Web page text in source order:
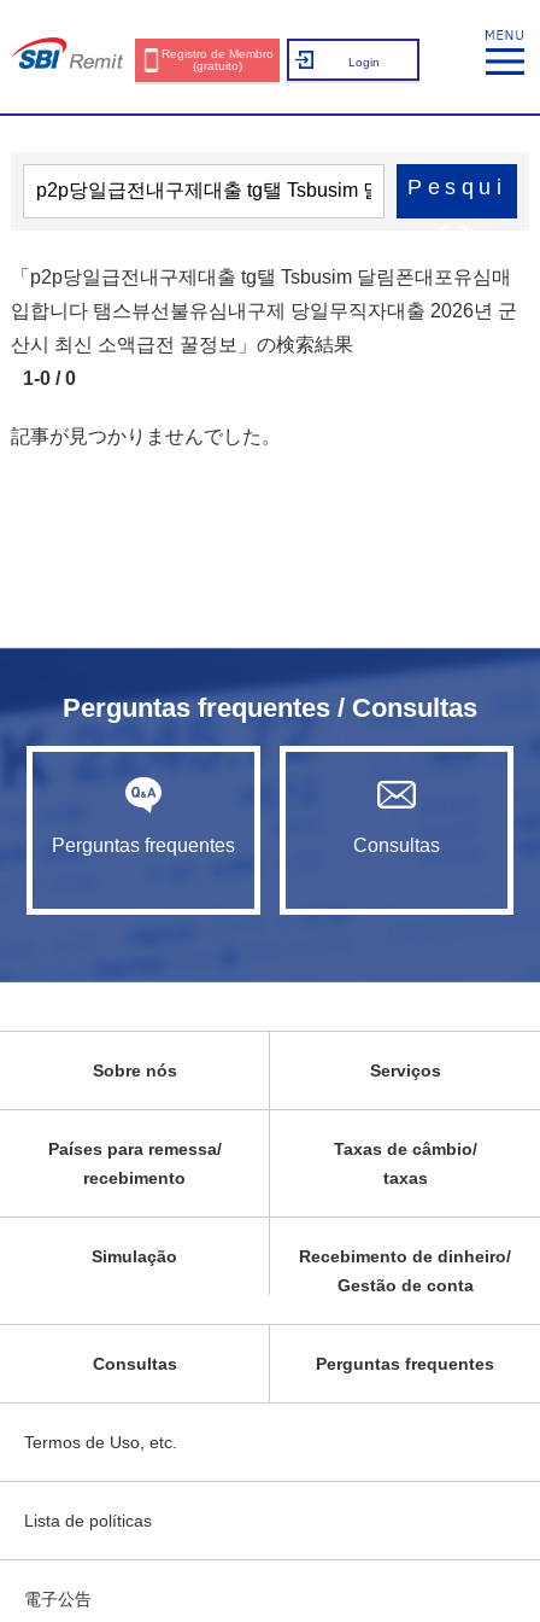
Registro de Membro
(gratuito)
Login
Pesqui
「p2p당일급전내구제대출 tg탤 Tsbusim 달림폰대포유심매
입합니다 탬스뷰선불유심내구제 당일무직자대출 2026년 군
산시 최신 소액급전 꿀정보」の検索結果
1-0 / 0
記事が見つかりませんでした。
Perguntas frequentes / Consultas
Perguntas frequentes Consultas
Sobre nós Serviços
Países para remessa/
recebimento
Taxas de câmbio/
taxas
Simulação
Recebimento de dinheiro/
Gestão de conta
Consultas Perguntas frequentes
Termos de Uso, etc.
Lista de políticas
電子公告